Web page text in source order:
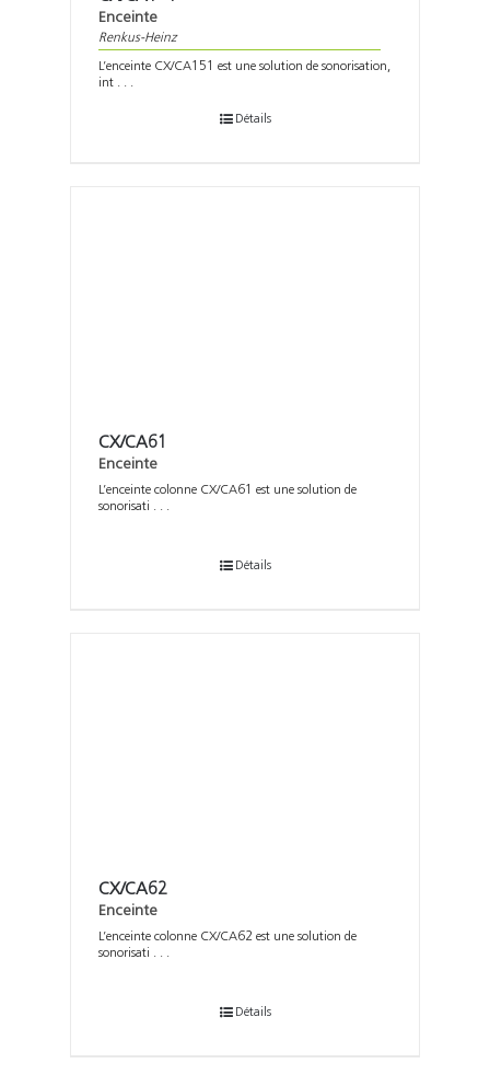
Enceinte
Renkus-Heinz
L’enceinte CX/CA151 est une solution de sonorisation,
int . . .
Détails
CX/CA61
Enceinte
L’enceinte colonne CX/CA61 est une solution de
sonorisati . . .
Détails
CX/CA62
Enceinte
L’enceinte colonne CX/CA62 est une solution de
sonorisati . . .
Détails